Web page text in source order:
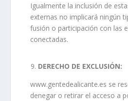
Igualmente la inclusión de
externas no implicará ningún
fusión o participación con las
conectadas.
DERECHO DE EXCLUSIÓN:
www.gentedealicante.es se
denegar o retirar el acceso a